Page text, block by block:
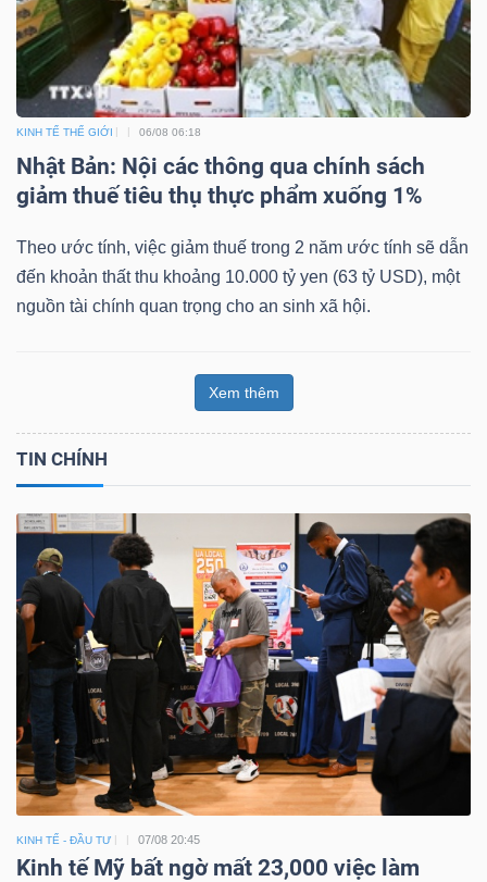
KINH TẾ THẾ GIỚI 06/08 06:18
Nhật Bản: Nội các thông qua chính sách
giảm thuế tiêu thụ thực phẩm xuống 1%
Theo ước tính, việc giảm thuế trong 2 năm ước tính sẽ dẫn
đến khoản thất thu khoảng 10.000 tỷ yen (63 tỷ USD), một
nguồn tài chính quan trọng cho an sinh xã hội.
Xem thêm
TIN CHÍNH
KINH TẾ - ĐẦU TƯ 07/08 20:45
Kinh tế Mỹ bất ngờ mất 23,000 việc làm